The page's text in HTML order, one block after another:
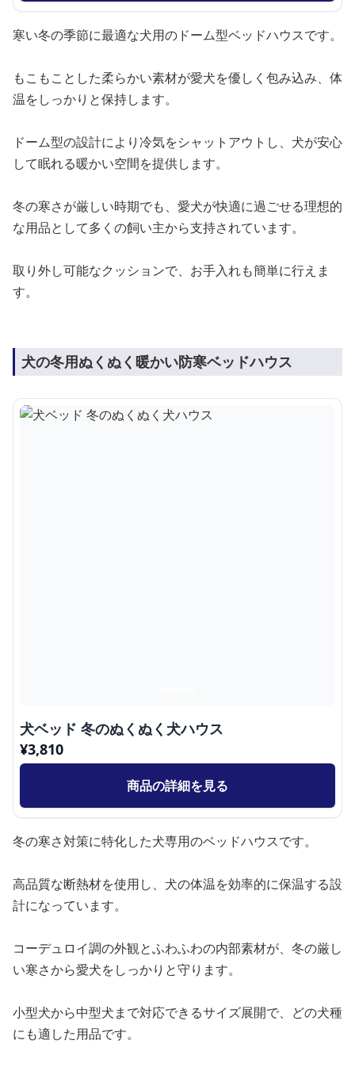
寒い冬の季節に最適な犬用のドーム型ベッドハウスです。
もこもことした柔らかい素材が愛犬を優しく包み込み、体
温をしっかりと保持します。
ドーム型の設計により冷気をシャットアウトし、犬が安心
して眠れる暖かい空間を提供します。
冬の寒さが厳しい時期でも、愛犬が快適に過ごせる理想的
な用品として多くの飼い主から支持されています。
取り外し可能なクッションで、お手入れも簡単に行えま
す。
犬の冬用ぬくぬく暖かい防寒ベッドハウス
犬ベッド 冬のぬくぬく犬ハウス
¥3,810
商品の詳細を見る
冬の寒さ対策に特化した犬専用のベッドハウスです。
高品質な断熱材を使用し、犬の体温を効率的に保温する設
計になっています。
コーデュロイ調の外観とふわふわの内部素材が、冬の厳し
い寒さから愛犬をしっかりと守ります。
小型犬から中型犬まで対応できるサイズ展開で、どの犬種
にも適した用品です。